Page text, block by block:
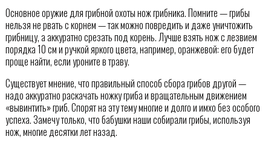
Основное оружие для грибной охоты нож грибника. Помните — грибы
нельзя не рвать с корнем — так можно повредить и даже уничтожить
грибницу, а аккуратно срезать под корень. Лучше взять нож с лезвием
порядка 10 см и ручкой яркого цвета, например, оранжевой: его будет
проще найти, если уроните в траву.
Существует мнение, что правильный способ сбора грибов другой —
надо аккуратно раскачать ножку гриба и вращательным движением
«вывинтить» гриб. Спорят на эту тему многие и долго и имхо без особого
успеха. Замечу только, что бабушки наши собирали грибы, используя
нож, многие десятки лет назад.